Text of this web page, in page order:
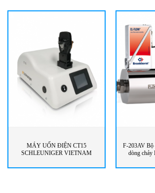
MÁY UỐN ĐIỆN CT15
SCHLEUNIGER VIETNAM
F-203AV Bộ
dòng chảy